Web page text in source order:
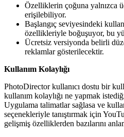
Özelliklerin çoğuna yalnızca
erişilebiliyor.
Başlangıç ​​seviyesindeki
özellikleriyle boğuşuyor, bu
Ücretsiz versiyonda belirli
reklamlar gösterilecektir.
Kullanım Kolaylığı
PhotoDirector kullanıcı dostu bir
kullanım kolaylığı ne yapmak
Uygulama talimatlar sağlasa ve
seçenekleriyle tanıştırmak için
gelişmiş özelliklerden bazılarını